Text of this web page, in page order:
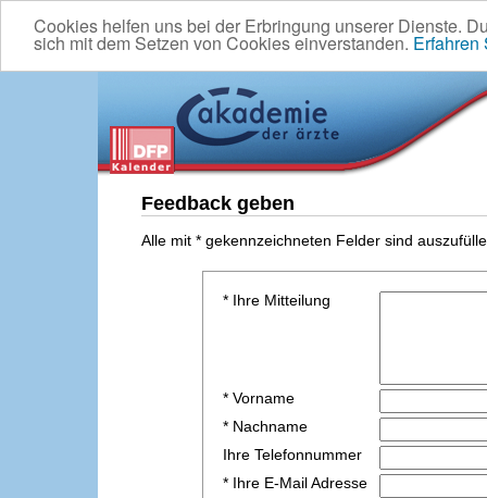
Cookies helfen uns bei der Erbringung unserer Dienste.
sich mit dem Setzen von Cookies einverstanden. Erfahren
Feedback geben
Alle mit * gekennzeichneten Felder sind
* Ihre Mitteilung
* Vorname
* Nachname
Ihre Telefonnummer
* Ihre E-Mail Adresse